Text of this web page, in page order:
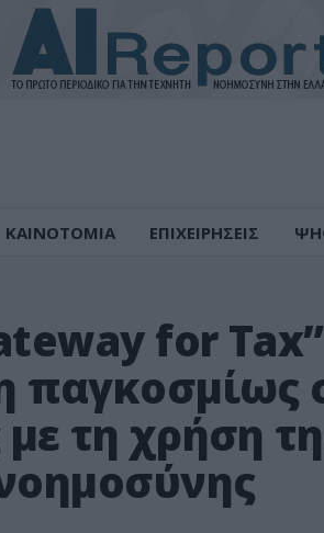
ΚΑΙΝΟΤΟΜΙΑ ΕΠΙΧΕΙΡΗΣΕΙΣ
for
παγκοσμίως
τη χρήση